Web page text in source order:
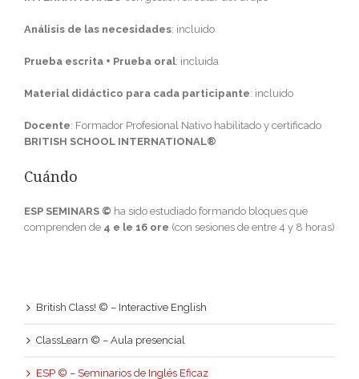
Análisis de las necesidades: incluido
Prueba escrita + Prueba oral: incluida
Material didáctico para cada participante: incluido
Docente: Formador Profesional Nativo habilitado y certificado
BRITISH SCHOOL INTERNATIONAL®
Cuándo
ESP SEMINARS © ha sido estudiado formando bloques que
comprenden de 4 e le 16 ore (con sesiones de entre 4 y 8 horas)
British Class! © – Interactive English
ClassLearn © – Aula presencial
ESP © – Seminarios de Inglés Eficaz